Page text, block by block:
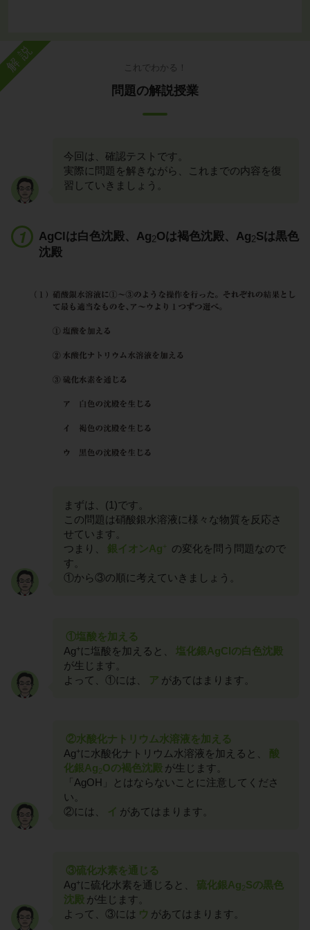
解説 これでわかる！
問題の解説授業
今回は、確認テストです。
実際に問題を解きながら、これまでの内容を復
習していきましょう。
AgClは白色沈殿、Ag2Oは褐色沈殿、Ag2Sは黒色
沈殿
まずは、(1)です。
この問題は硝酸銀水溶液に様々な物質を反応さ
せています。
つまり、
銀イオンAg+
の変化を問う問題なので
す。
①から③の順に考えていきましょう。
①塩酸を加える
Ag+に塩酸を加えると、
塩化銀AgClの白色沈殿
が生じます。
よって、①には、
ア があてはまります。
②水酸化ナトリウム水溶液を加える
Ag+に水酸化ナトリウム水溶液を加えると、
酸
化銀Ag2Oの褐色沈殿 が生じます。
「AgOH」とはならないことに注意してくださ
い。
②には、
イ があてはまります。
③硫化水素を通じる
Ag+に硫化水素を通じると、 硫化銀Ag2Sの黒色
沈殿 が生じます。
よって、③には ウ があてはまります。